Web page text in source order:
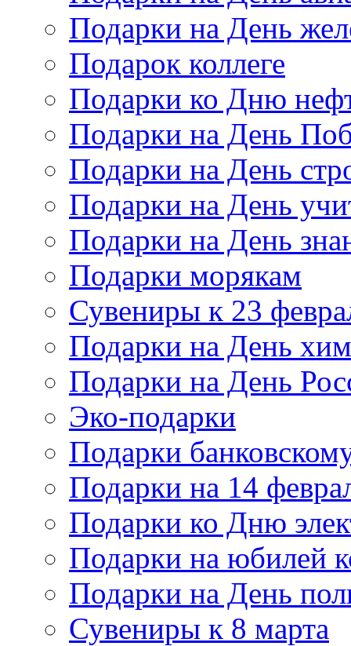
Подарки на День
Подарок коллеге
Подарки ко Дню
Подарки на День
Подарки на День
Подарки на День
Подарки на День
Подарки морякам
Сувениры к 23
Подарки на День
Подарки на День
Эко-подарки
Подарки
Подарки на 14
Подарки ко Дню
Подарки на юбилей
Подарки на День
Сувениры к 8 марта